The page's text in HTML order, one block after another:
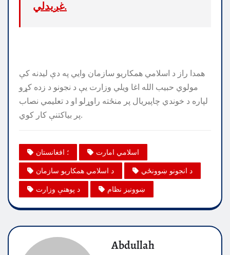
غږیدلي.
همدا راز د اسلامي همکاریو سازمان وایي په دې لیدنه کې
مولوي حبیب الله اغا ویلي وزارت یې د نجونو د زده کړو
لپاره د خوندي چاپیریال پر منځته راوړلو او د تعلیمي نصاب
پر بیاکتنې کار کوي.
؛ افغانستان
اسلامي امارت
د اسلامي همکاریو سازمان
د انجونو ښوونځي
د پوهنې وزارت
ښوونیز نظام
Abdullah